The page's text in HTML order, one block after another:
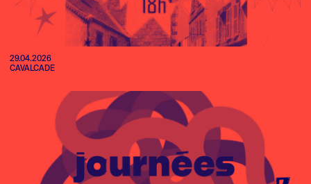
29.04.2026
CAVALCADE